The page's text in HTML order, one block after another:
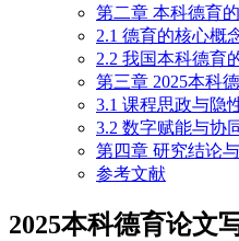
第二章 本科德育
2.1 德育的核心概
2.2 我国本科德育
第三章 2025本科
3.1 课程思政与隐
3.2 数字赋能与协
第四章 研究结论
参考文献
2025本科德育论文